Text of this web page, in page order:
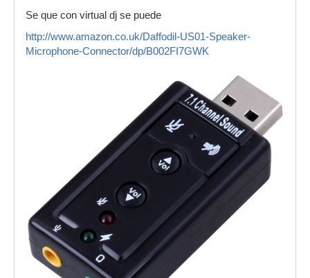
Se que con virtual dj se puede
http://www.amazon.co.uk/Daffodil-US01-Speaker-
Microphone-Connector/dp/B002FI7GWK